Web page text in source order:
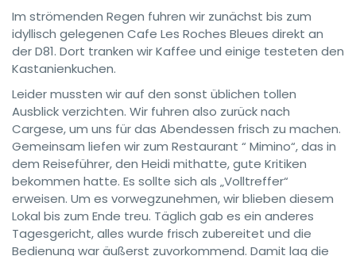
Im strömenden Regen fuhren wir zunächst bis zum
idyllisch gelegenen Cafe Les Roches Bleues direkt an
der D81. Dort tranken wir Kaffee und einige testeten den
Kastanienkuchen.
Leider mussten wir auf den sonst üblichen tollen
Ausblick verzichten. Wir fuhren also zurück nach
Cargese, um uns für das Abendessen frisch zu machen.
Gemeinsam liefen wir zum Restaurant “ Mimino“, das in
dem Reiseführer, den Heidi mithatte, gute Kritiken
bekommen hatte. Es sollte sich als „Volltreffer“
erweisen. Um es vorwegzunehmen, wir blieben diesem
Lokal bis zum Ende treu. Täglich gab es ein anderes
Tagesgericht, alles wurde frisch zubereitet und die
Bedienung war äußerst zuvorkommend. Damit lag die